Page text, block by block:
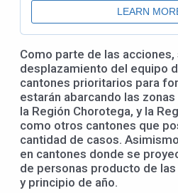
Como parte de las acciones,
desplazamiento del equipo
cantones prioritarios para
estarán abarcando las
la Región Chorotega, y la
como otros cantones que
cantidad de casos.
en cantones donde se
de personas producto de
y principio de año.